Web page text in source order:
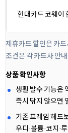
현대카드 코웨이
제휴카드 할인은 카
조건은 각 카드사 안
상품 확인사항
생활 발수 기능은
즉시 닦지 않으면
기존 프레임 헤드
우디·볼륨·코지·